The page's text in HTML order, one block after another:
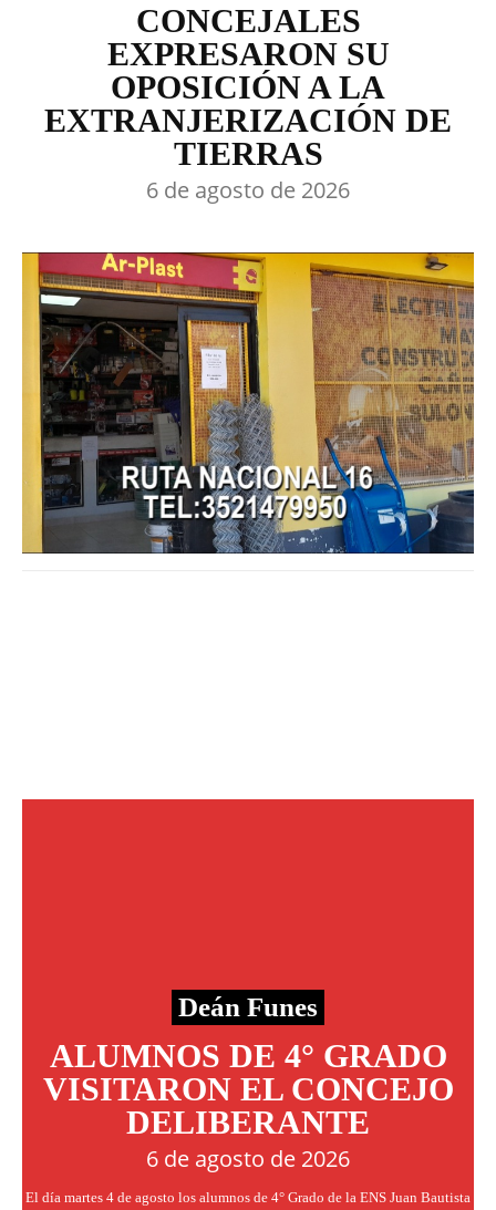
CONCEJALES
EXPRESARON SU
OPOSICIÓN A LA
EXTRANJERIZACIÓN DE
TIERRAS
6 de agosto de 2026
Deán Funes
ALUMNOS DE 4° GRADO
VISITARON EL CONCEJO
DELIBERANTE
6 de agosto de 2026
El día martes 4 de agosto los alumnos de 4° Grado de la ENS Juan Bautista